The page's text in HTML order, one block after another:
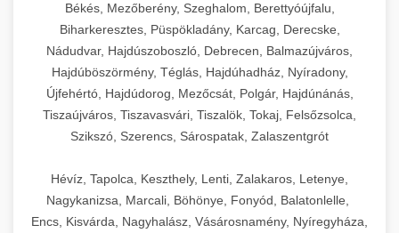
Békés, Mezőberény, Szeghalom, Berettyóújfalu,
Biharkeresztes, Püspökladány, Karcag, Derecske,
Nádudvar, Hajdúszoboszló, Debrecen, Balmazújváros,
Hajdúböszörmény, Téglás, Hajdúhadház, Nyíradony,
Újfehértó, Hajdúdorog, Mezőcsát, Polgár, Hajdúnánás,
Tiszaújváros, Tiszavasvári, Tiszalök, Tokaj, Felsőzsolca,
Szikszó, Szerencs, Sárospatak, Zalaszentgrót
Hévíz, Tapolca, Keszthely, Lenti, Zalakaros, Letenye,
Nagykanizsa, Marcali, Böhönye, Fonyód, Balatonlelle,
Encs, Kisvárda, Nagyhalász, Vásárosnamény, Nyíregyháza,